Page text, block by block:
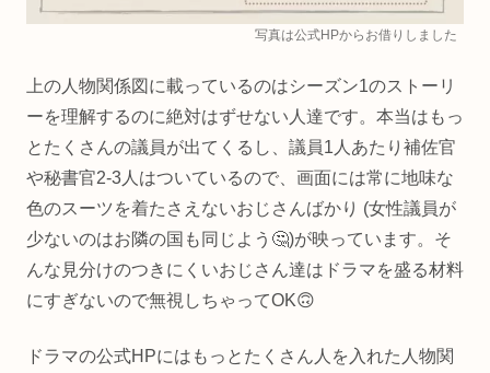
写真は公式HPからお借りしました
上の人物関係図に載っているのはシーズン1のストーリ
ーを理解するのに絶対はずせない人達です。本当はもっ
とたくさんの議員が出てくるし、議員1人あたり補佐官
や秘書官2-3人はついているので、画面には常に地味な
色のスーツを着たさえないおじさんばかり (女性議員が
少ないのはお隣の国も同じよう🤔)が映っています。そ
んな見分けのつきにくいおじさん達はドラマを盛る材料
にすぎないので無視しちゃってOK🙃
ドラマの公式HPにはもっとたくさん人を入れた人物関